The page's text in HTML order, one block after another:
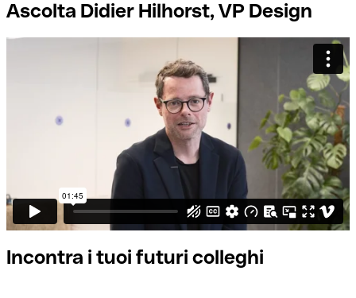
Ascolta Didier Hilhorst, VP Design
Incontra i tuoi futuri colleghi